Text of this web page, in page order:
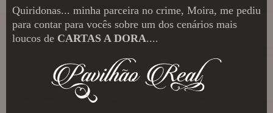
Quiridonas... minha parceira no crime, Moira, me pediu
para contar para vocês sobre um dos cenários mais
loucos de CARTAS A DORA....